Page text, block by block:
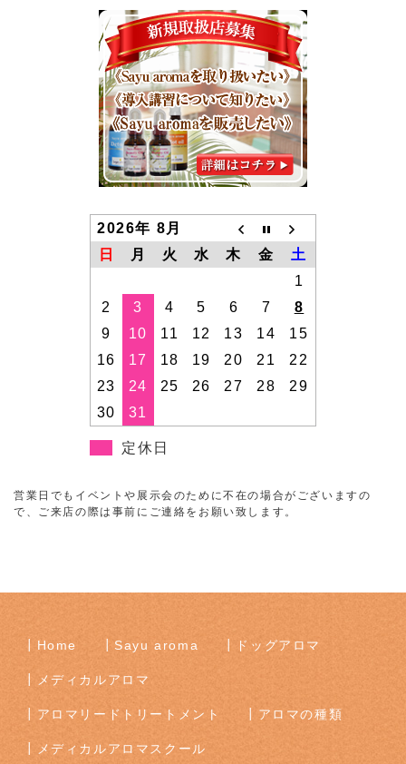
2026年 8月
日
月 火 水 木 金
土
1
2
3 4 5 6 7
8
9
10 11 12 13 14
15
16
17 18 19 20 21
22
23
24 25 26 27 28
29
30
31
定休日
営業日でもイベントや展示会のために不在の場合がございますの
で、ご来店の際は事前にご連絡をお願い致します。
Home Sayu aroma ドッグアロマ
メディカルアロマ
アロマリードトリートメント アロマの種類
メディカルアロマスクール